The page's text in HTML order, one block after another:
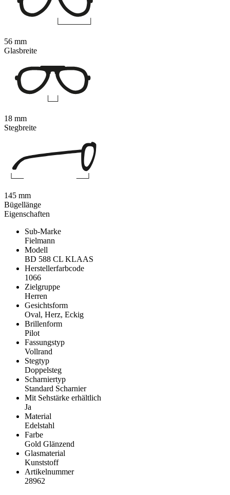
Eigenschaften
Sub-Marke
Fielmann
Modell
BD 588 CL KLAAS
Herstellerfarbcode
1066
Zielgruppe
Herren
Gesichtsform
Oval, Herz, Eckig
Brillenform
Pilot
Fassungstyp
Vollrand
Stegtyp
Doppelsteg
Scharniertyp
Standard Scharnier
Mit Sehstärke erhältlich
Ja
Material
Edelstahl
Farbe
Gold Glänzend
Glasmaterial
Kunststoff
Artikelnummer
28962
56 mm
Glasbreite
18 mm
Stegbreite
145 mm
Bügellänge